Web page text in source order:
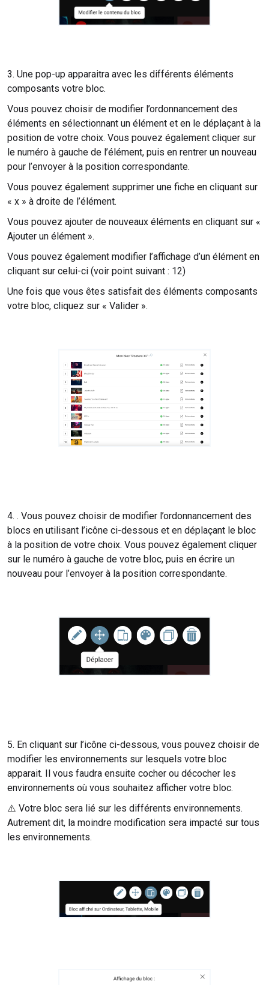
3. Une pop-up apparaitra avec les différents éléments
composants votre bloc.
Vous pouvez choisir de modifier l’ordonnancement des
éléments en sélectionnant un élément et en le déplaçant à la
position de votre choix. Vous pouvez également cliquer sur
le numéro à gauche de l’élément, puis en rentrer un nouveau
pour l’envoyer à la position correspondante.
Vous pouvez également supprimer une fiche en cliquant sur
« x » à droite de l’élément.
Vous pouvez ajouter de nouveaux éléments en cliquant sur «
Ajouter un élément ».
Vous pouvez également modifier l’affichage d’un élément en
cliquant sur celui-ci (voir point suivant : 12)
Une fois que vous êtes satisfait des éléments composants
votre bloc, cliquez sur « Valider ».
4. . Vous pouvez choisir de modifier l’ordonnancement des
blocs en utilisant l’icône ci-dessous et en déplaçant le bloc
à la position de votre choix. Vous pouvez également cliquer
sur le numéro à gauche de votre bloc, puis en écrire un
nouveau pour l’envoyer à la position correspondante.
5. En cliquant sur l’icône ci-dessous, vous pouvez choisir de
modifier les environnements sur lesquels votre bloc
apparait. Il vous faudra ensuite cocher ou décocher les
environnements où vous souhaitez afficher votre bloc.
⚠️ Votre bloc sera lié sur les différents environnements.
Autrement dit, la moindre modification sera impacté sur tous
les environnements.